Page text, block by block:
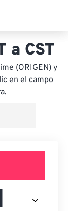
a CST
(ORIGEN) y
en el campo